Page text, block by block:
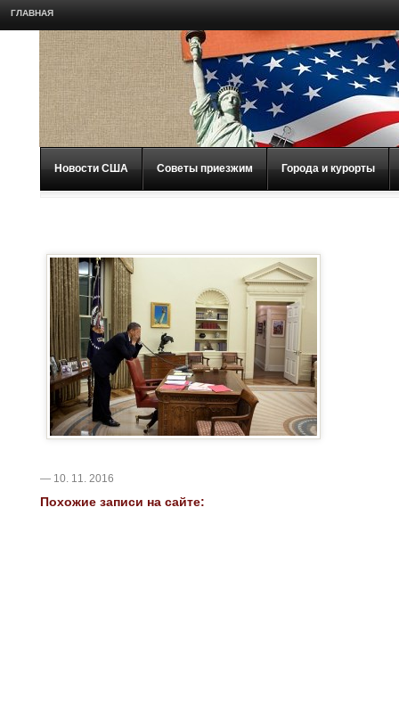
ГЛАВНАЯ
Новости США Советы приезжим Города и курорты
— 10. 11. 2016
Похожие записи на сайте: